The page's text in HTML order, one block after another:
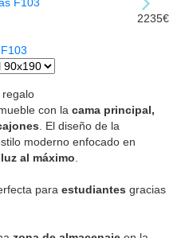
2235€
regalo
con la cama principal,
. El diseño de la
moderno enfocado en
al máximo.
para estudiantes gracias